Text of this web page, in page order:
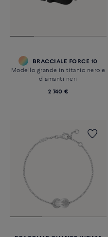
BRACCIALE FORCE 10
Modello grande in titanio nero e
diamanti neri
2 740 €